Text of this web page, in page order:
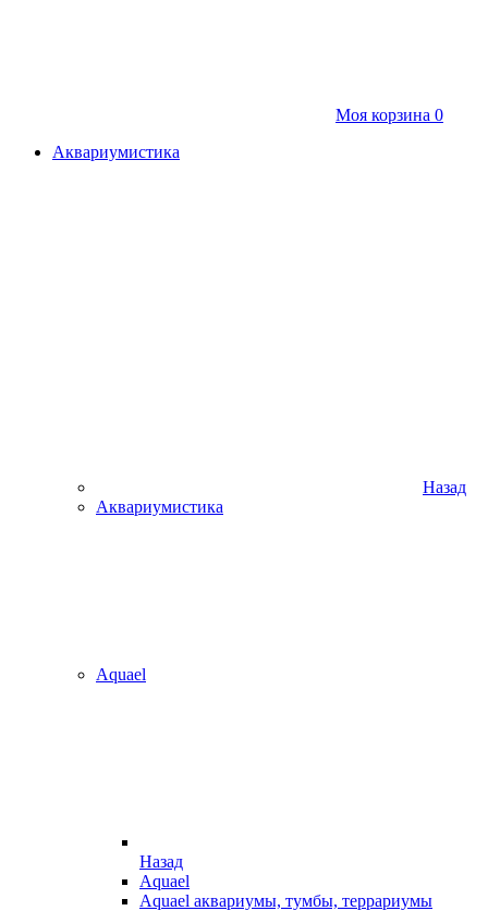
Моя корзина 0
Аквариумистика
Назад
Аквариумистика
Aquael
Назад
Aquael
Aquael аквариумы, тумбы, террариумы